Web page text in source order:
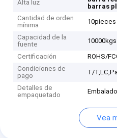
Alta luz
barras
Cantidad de orden
mínima
10pieces
Capacidad de la
fuente
Certificación
ROHS/
Condiciones de
pago
T/
Detalles de
empaquetado
Vea